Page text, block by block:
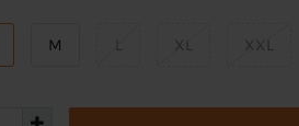
M XL XXL